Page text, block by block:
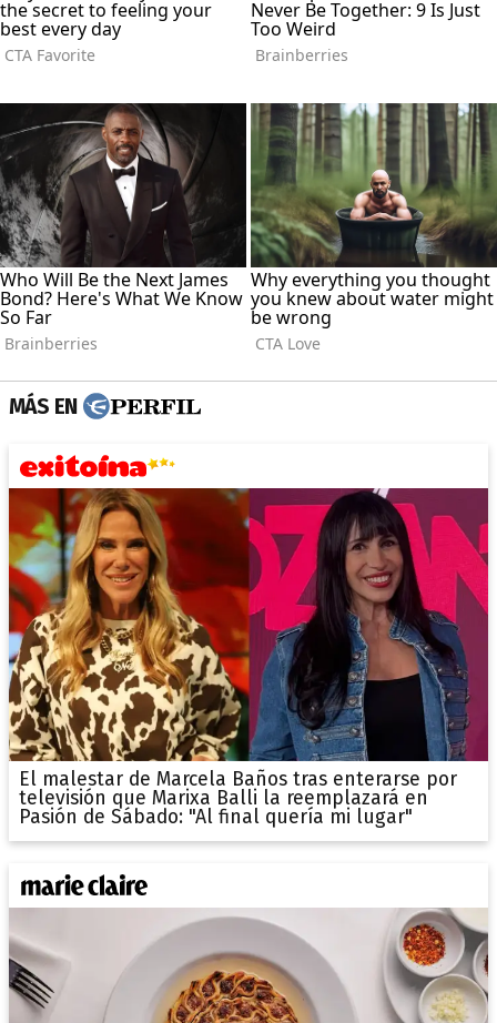
MÁS EN
El malestar de Marcela Baños tras enterarse por
televisión que Marixa Balli la reemplazará en
Pasión de Sábado: "Al final quería mi lugar"